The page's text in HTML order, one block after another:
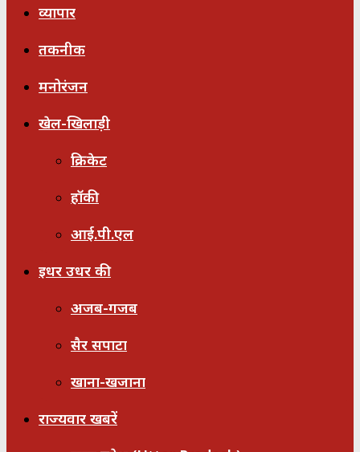
व्यापार
तकनीक
मनोरंजन
खेल-खिलाड़ी
क्रिकेट
हॉकी
आई.पी.एल
इधर उधर की
अजब-गजब
सैर सपाटा
खाना-खजाना
राज्यवार खबरें